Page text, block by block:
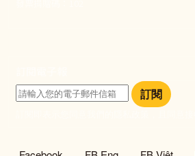
訂閱
社群選單